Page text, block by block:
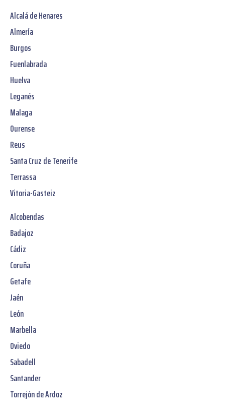
Alcalá de Henares
Almería
Burgos
Fuenlabrada
Huelva
Leganés
Malaga
Ourense
Reus
Santa Cruz de Tenerife
Terrassa
Vitoria-Gasteiz
Alcobendas
Badajoz
Cádiz
Coruña
Getafe
Jaén
León
Marbella
Oviedo
Sabadell
Santander
Torrejón de Ardoz